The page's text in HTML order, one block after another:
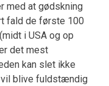
med at gødskning
fald de første 100
i USA og op
det mest
kan slet ikke
vil blive fuldstændig